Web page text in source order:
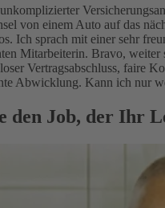
von einem Auto auf das
Ich sprach mit einer sehr
Mitarbeiterin. Bravo, weiter
Vertragsabschluss, faire
Abwicklung. Kann ich nur
den Job, der Ihr